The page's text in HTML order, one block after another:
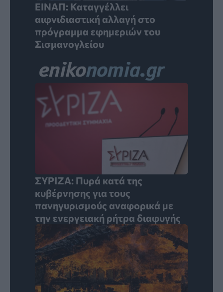
ΕΙΝΑΠ: Καταγγέλλει
αιφνιδιαστική αλλαγή στο
πρόγραμμα εφημεριών του
Σισμανογλείου
ΣΥΡΙΖΑ: Πυρά κατά της
κυβέρνησης για τους
πανηγυρισμούς αναφορικά με
την ενεργειακή ρήτρα διαφυγής